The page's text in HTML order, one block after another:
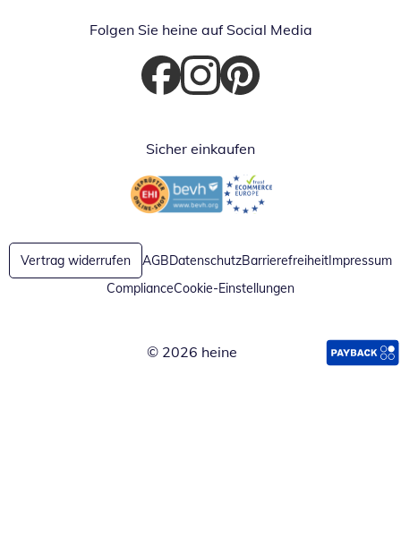
Folgen Sie heine auf Social Media
Öffnet in neuem Fenster
Öffnet in neuem Fenster
Öffnet in neuem Fenster
Sicher einkaufen
Öffnet in neuem FensterÖffnet in neuem Fenster
Vertrag widerrufen AGBDatenschutzBarrierefreiheitImpressum
ComplianceCookie-Einstellungen
© 2026 heine